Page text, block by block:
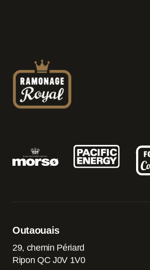
Outaouais
29, chemin Périard
Ripon QC J0V 1V0